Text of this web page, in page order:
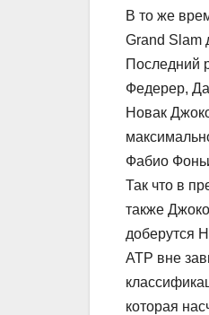
В то же
Grand Slam
Последний
Федерер,
Новак
Фабио
Так что в
также
доберутся
АТР вне
которая